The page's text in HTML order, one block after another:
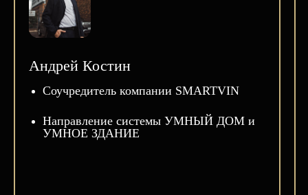
Андрей Костин
Соучредитель компании SMARTVIN
Направление системы УМНЫЙ ДОМ и
УМНОЕ ЗДАНИЕ